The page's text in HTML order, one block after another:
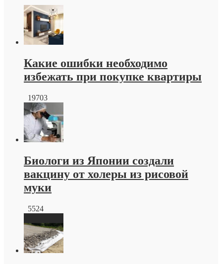
Какие ошибки необходимо
избежать при покупке квартиры
19703
Биологи из Японии создали
вакцину от холеры из рисовой
муки
5524